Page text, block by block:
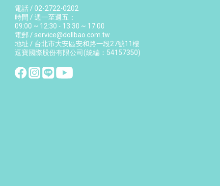
電話 / 02-2722-0202
時間 / 週一至週五：
09:00 ~ 12:30 - 13:30 ~ 17:00
電郵 / service@dollbao.com.tw
地址 / 台北市大安區安和路一段27號11樓
逗寶國際股份有限公司(統編：54157350)